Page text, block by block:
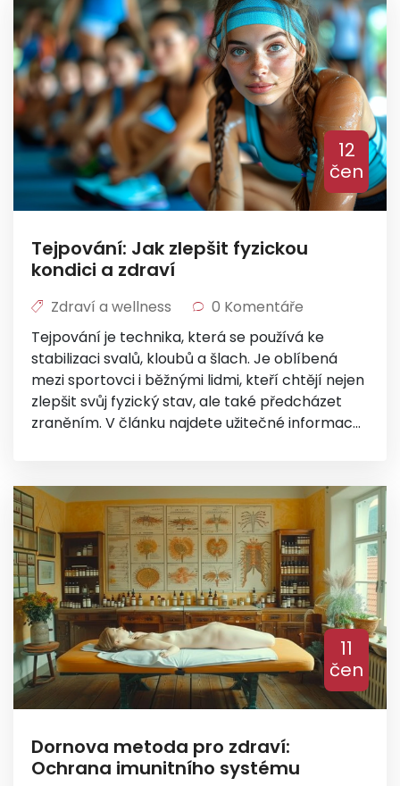
12
čen
Tejpování: Jak zlepšit fyzickou
kondici a zdraví
Zdraví a wellness
0 Komentáře
Tejpování je technika, která se používá ke
stabilizaci svalů, kloubů a šlach. Je oblíbená
mezi sportovci i běžnými lidmi, kteří chtějí nejen
zlepšit svůj fyzický stav, ale také předcházet
zraněním. V článku najdete užitečné informace
11
čen
Dornova metoda pro zdraví:
Ochrana imunitního systému